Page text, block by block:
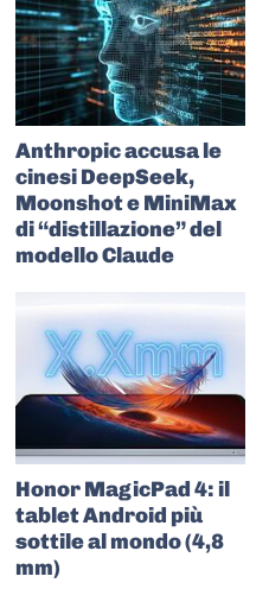
Anthropic accusa le
cinesi DeepSeek,
Moonshot e MiniMax
di “distillazione” del
modello Claude
Honor MagicPad 4: il
tablet Android più
sottile al mondo (4,8
mm)